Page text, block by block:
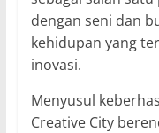
dengan seni dan
kehidupan yang
inovasi.
Menyusul
Creative City